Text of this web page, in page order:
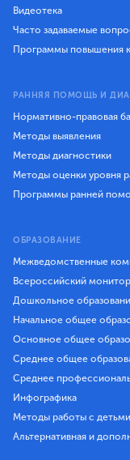
Видеотека
Часто задаваемые
Программы повышения
РАННЯЯ ПОМОЩЬ И
Нормативно-правовая
Методы выявления
Методы диагностики
Методы оценки уровня
Программы ранней
ОБРАЗОВАНИЕ
Межведомственные
Всероссийский
Дошкольное
Начальное общее
Основное общее
Среднее общее
Среднее
Инфографика
Методы работы с
Альтернативная и